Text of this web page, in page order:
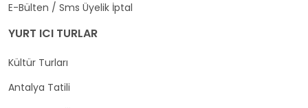
E-Bülten / Sms Üyelik İptal
YURT ICI TURLAR
Kültür Turları
Antalya Tatili